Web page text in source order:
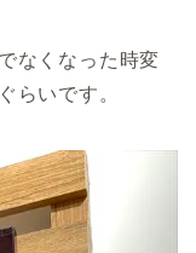
なくなった時変
らいです。